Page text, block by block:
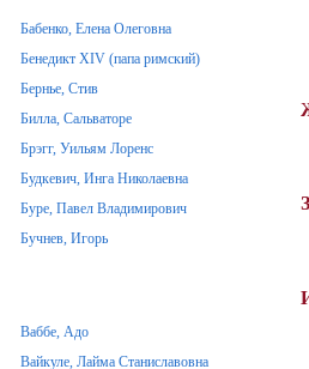
Бабенко, Елена Олеговна
Бенедикт XIV (папа римский)
Бернье, Стив
Билла, Сальваторе
Брэгг, Уильям Лоренс
Будкевич, Инга Николаевна
Буре, Павел Владимирович
Бучнев, Игорь
Ваббе, Адо
Вайкуле, Лайма Станиславовна
З